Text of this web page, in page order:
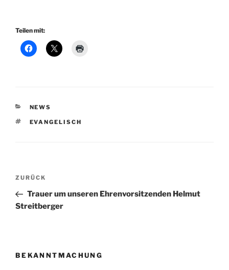
Teilen mit:
KATEGORIEN
NEWS
SCHLAGWÖRTER
EVANGELISCH
Beitragsnavigation
Vorheriger
Beitrag
ZURÜCK
Trauer um unseren Ehrenvorsitzenden Helmut
Streitberger
BEKANNTMACHUNG